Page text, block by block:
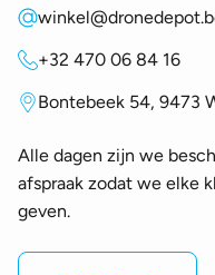
+32 470 06 84 16
Bontebeek 54, 9473
Alle dagen zijn we
afspraak zodat we elke
geven.